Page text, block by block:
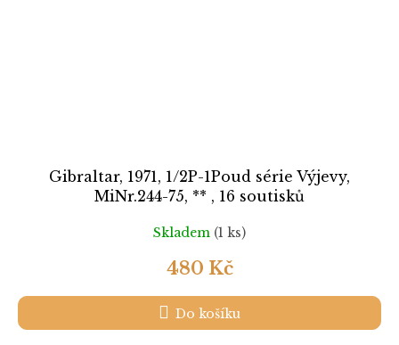
Gibraltar, 1971, 1/2P-1Poud série Výjevy,
MiNr.244-75, ** , 16 soutisků
Skladem (1 ks)
480 Kč
Do košíku